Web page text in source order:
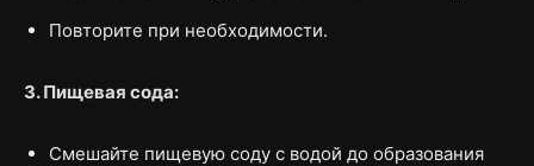
Повторите при необходимости.
3. Пищевая сода:
Смешайте пищевую соду с водой до образования